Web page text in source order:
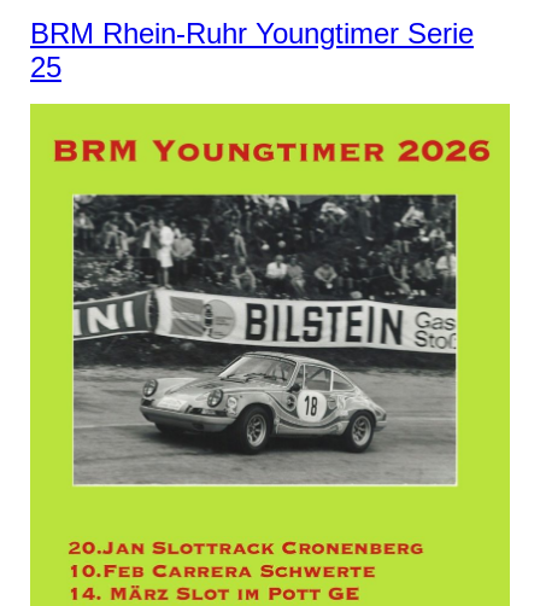
BRM Rhein-Ruhr Youngtimer Serie
25